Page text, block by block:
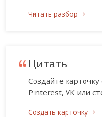
Читать разбор
Цитаты
Создайте
Pinterest, VK или
Создать карточку